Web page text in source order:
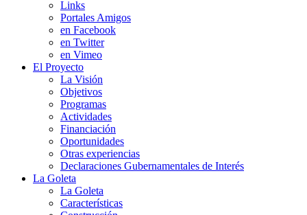
Links
Portales Amigos
en Facebook
en Twitter
en Vimeo
El Proyecto
La Visión
Objetivos
Programas
Actividades
Financiación
Oportunidades
Otras experiencias
Declaraciones Gubernamentales de Interés
La Goleta
La Goleta
Características